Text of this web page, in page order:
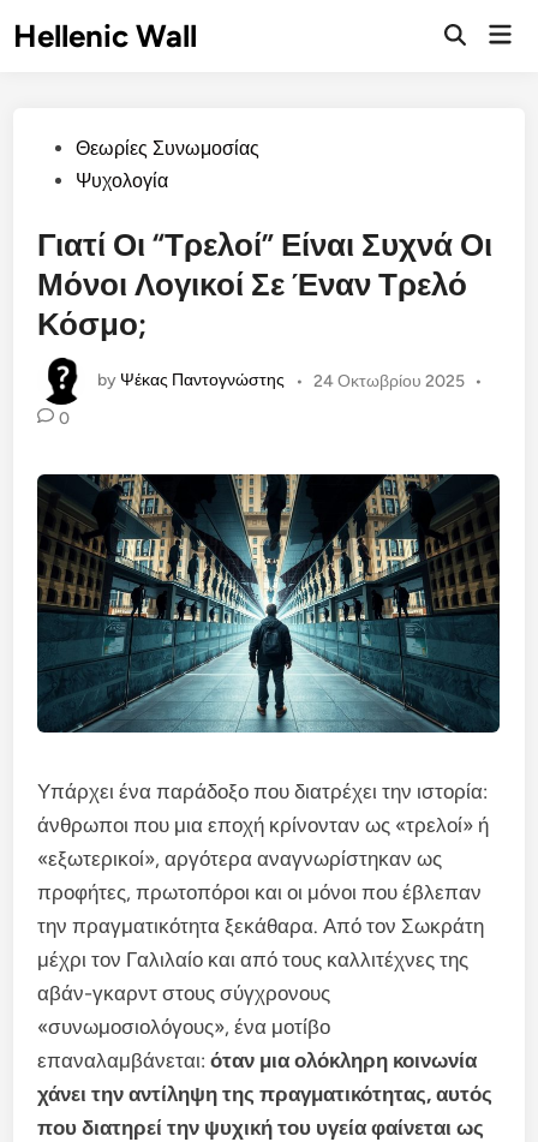
toHellenic Wall
Open
PostedΘεωρίες Συνωμοσίας
Ψυχολογία
Γιατί Οι “Τρελοί” Είναι Συχνά Οι
Μόνοι Λογικοί Σε Έναν Τρελό
Κόσμο;
by Ψέκας Παντογνώστης • 24 Οκτωβρίου 2025 •
0
Υπάρχει ένα παράδοξο που διατρέχει την ιστορία:
άνθρωποι που μια εποχή κρίνονταν ως «τρελοί» ή
«εξωτερικοί», αργότερα αναγνωρίστηκαν ως
προφήτες, πρωτοπόροι και οι μόνοι που έβλεπαν
την πραγματικότητα ξεκάθαρα. Από τον Σωκράτη
μέχρι τον Γαλιλαίο και από τους καλλιτέχνες της
αβάν-γκαρντ στους σύγχρονους
«συνωμοσιολόγους», ένα μοτίβο
επαναλαμβάνεται:όταν μια ολόκληρη κοινωνία
χάνει την αντίληψη της πραγματικότητας, αυτός
που διατηρεί την ψυχική του υγεία φαίνεται ως